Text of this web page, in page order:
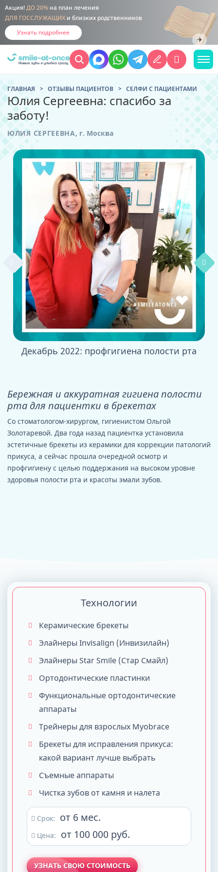
Акция! ДО 20% на план лечения
ДЛЯ ГОССЛУЖАЩИХ и близких родственников
Узнать подробнее
ГЛАВНАЯ ОТЗЫВЫ ПАЦИЕНТОВ CЕЛФИ С ПАЦИЕНТАМИ
Юлия Сергеевна: спасибо за
заботу!
ЮЛИЯ СЕРГЕЕВНА, г. Москва
Бережная и аккуратная гигиена полости
рта для пациентки в брекетах
Со стоматологом-хирургом, гигиенистом Ольгой
Золотаревой. Два года назад пациентка установила
эстетичные брекеты из керамики для коррекции патологий
прикуса, а сейчас прошла очередной осмотр и
профгигиену с целью поддержания на высоком уровне
здоровья полости рта и красоты эмали зубов.
Декабрь 2022: профгигиена полости рта
Технологии
Керамические брекеты
Элайнеры Invisalign (Инвизилайн)
Элайнеры Star Smile (Стар Смайл)
Ортодонтические пластинки
Функциональные ортодонтические
аппараты
Трейнеры для взрослых Myobrace
Брекеты для исправления прикуса:
какой вариант лучше выбрать
Съемные аппараты
Чистка зубов от камня и налета
Срок: от 6 мес.
Цена: от 100 000 руб.
УЗНАТЬ СВОЮ СТОИМОСТЬ